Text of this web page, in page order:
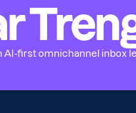
AI-first omnichannel inbox